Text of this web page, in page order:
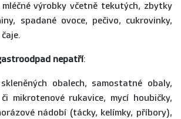
výrobky včetně tekutých, zbytky
spadané ovoce, pečivo, cukrovinky,
nepatří:
obalech, samostatné obaly,
mikrotenové rukavice, mycí houbičky,
nádobí (tácky, kelímky, příbory),